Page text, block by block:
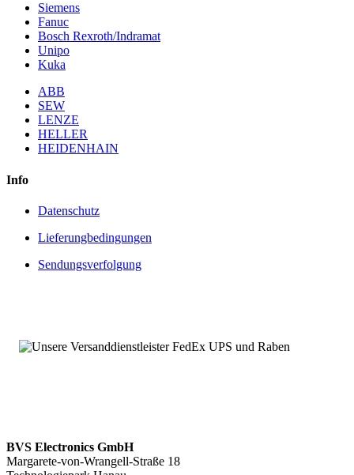
Siemens
Fanuc
Bosch Rexroth/Indramat
Unipo
Kuka
ABB
SEW
LENZE
HELLER
HEIDENHAIN
Info
Datenschutz
Lieferungbedingungen
Sendungsverfolgung
BVS Electronics GmbH
Margarete-von-Wrangell-Straße 18